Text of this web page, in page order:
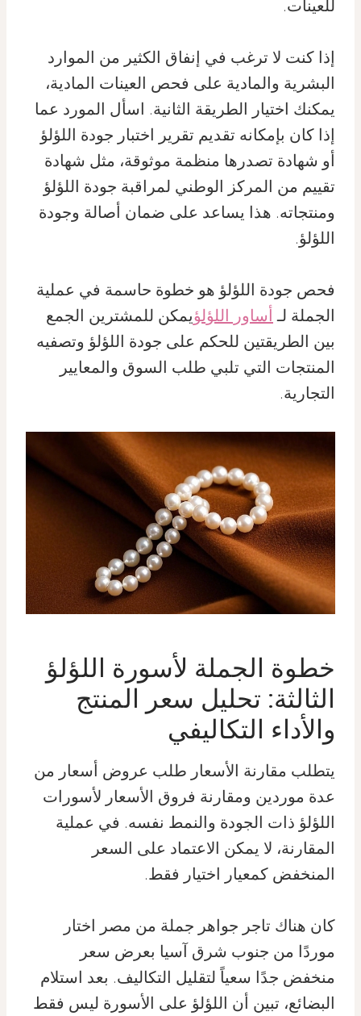
للعينات.
إذا كنت لا ترغب في إنفاق الكثير من الموارد
البشرية والمادية على فحص العينات المادية،
يمكنك اختيار الطريقة الثانية. اسأل المورد عما
إذا كان بإمكانه تقديم تقرير اختبار جودة اللؤلؤ
أو شهادة تصدرها منظمة موثوقة، مثل شهادة
تقييم من المركز الوطني لمراقبة جودة اللؤلؤ
ومنتجاته. هذا يساعد على ضمان أصالة وجودة
اللؤلؤ.
فحص جودة اللؤلؤ هو خطوة حاسمة في عملية
الجملة لـ أساور اللؤلؤيمكن للمشترين الجمع
بين الطريقتين للحكم على جودة اللؤلؤ وتصفيه
المنتجات التي تلبي طلب السوق والمعايير
التجارية.
خطوة الجملة لأسورة اللؤلؤ
الثالثة: تحليل سعر المنتج
والأداء التكاليفي
يتطلب مقارنة الأسعار طلب عروض أسعار من
عدة موردين ومقارنة فروق الأسعار لأسورات
اللؤلؤ ذات الجودة والنمط نفسه. في عملية
المقارنة، لا يمكن الاعتماد على السعر
المنخفض كمعيار اختيار فقط.
كان هناك تاجر جواهر جملة من مصر اختار
موردًا من جنوب شرق آسيا بعرض سعر
منخفض جدًا سعياً لتقليل التكاليف. بعد استلام
البضائع، تبين أن اللؤلؤ على الأسورة ليس فقط